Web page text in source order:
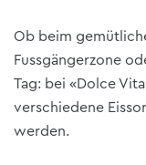
Ob beim
Fussgängerzone
Tag: bei «Dolce
verschiedene
werden.